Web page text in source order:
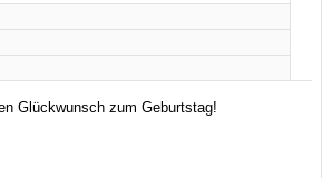
Glückwunsch zum Geburtstag!